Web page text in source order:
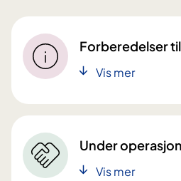
Forberedelser
Vis mer
Under
Vis mer